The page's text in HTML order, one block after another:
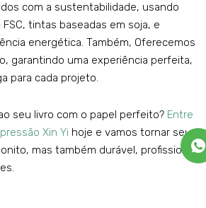
com a sustentabilidade, usando
tintas baseadas em soja, e
energética. Também, Oferecemos
garantindo uma experiência perfeita,
para cada projeto.
seu livro com o papel perfeito? Entre
Xin Yi hoje e vamos tornar seu
mas também durável, profissional,